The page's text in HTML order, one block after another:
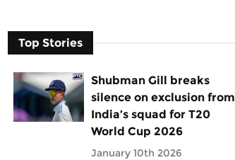
Top Stories
Shubman Gill breaks
silence on exclusion from
India’s squad for T20
World Cup 2026
January 10th 2026